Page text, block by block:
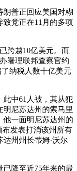
普正回应美国对糊
党正在11月的多项
跨越10亿美元。而
署理联邦查察官约
纳税人数十亿美元
中61人被，其从犯
明尼苏达州的索马里
他一面明尼苏达州的
布发表打消该州所有
州州长蒂姆·沃尔
降至近75年来的最